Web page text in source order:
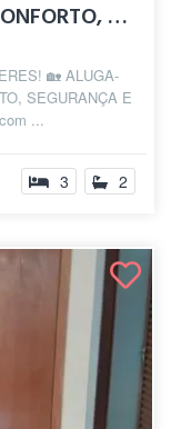
QUARTO PARA MULHERES – CONFORTO, SEGURAN...
🏡 ALUGA-
SEGURANÇA E
...
3 2